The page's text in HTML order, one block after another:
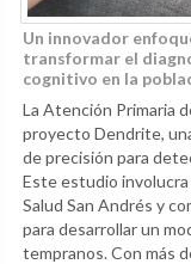
Un innovador
transformar el
cognitivo en la
La Atención Primaria
proyecto Dendrite,
de precisión para
Este estudio
Salud San Andrés y
para desarrollar un
tempranos. Con más